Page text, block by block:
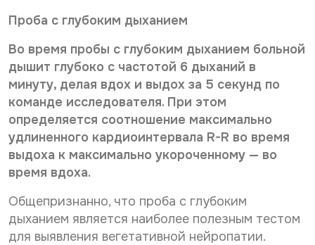
Проба с глубоким дыханием
Во время пробы с глубоким дыханием больной
дышит глубоко с частотой 6 дыханий в
минуту, делая вдох и выдох за 5 секунд по
команде исследователя. При этом
определяется соотношение максимально
удлиненного кардиоинтервала R-R во время
выдоха к максимально укороченному — во
время вдоха.
Общеприз­нанно, что проба с глубоким
дыханием является наиболее полезным тестом
для выявления вегетативной нейропатии.